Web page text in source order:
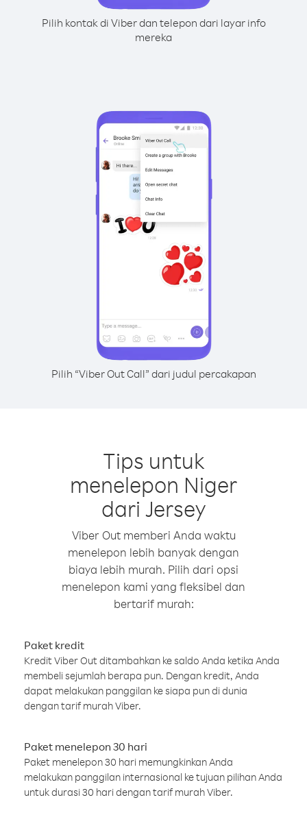
Pilih kontak di Viber dan telepon dari layar info
mereka
Pilih “Viber Out Call” dari judul percakapan
Tips untuk
menelepon Niger
dari Jersey
Viber Out memberi Anda waktu
menelepon lebih banyak dengan
biaya lebih murah. Pilih dari opsi
menelepon kami yang fleksibel dan
bertarif murah:
Paket kredit
Kredit Viber Out ditambahkan ke saldo Anda ketika Anda
membeli sejumlah berapa pun. Dengan kredit, Anda
dapat melakukan panggilan ke siapa pun di dunia
dengan tarif murah Viber.
Paket menelepon 30 hari
Paket menelepon 30 hari memungkinkan Anda
melakukan panggilan internasional ke tujuan pilihan Anda
untuk durasi 30 hari dengan tarif murah Viber.